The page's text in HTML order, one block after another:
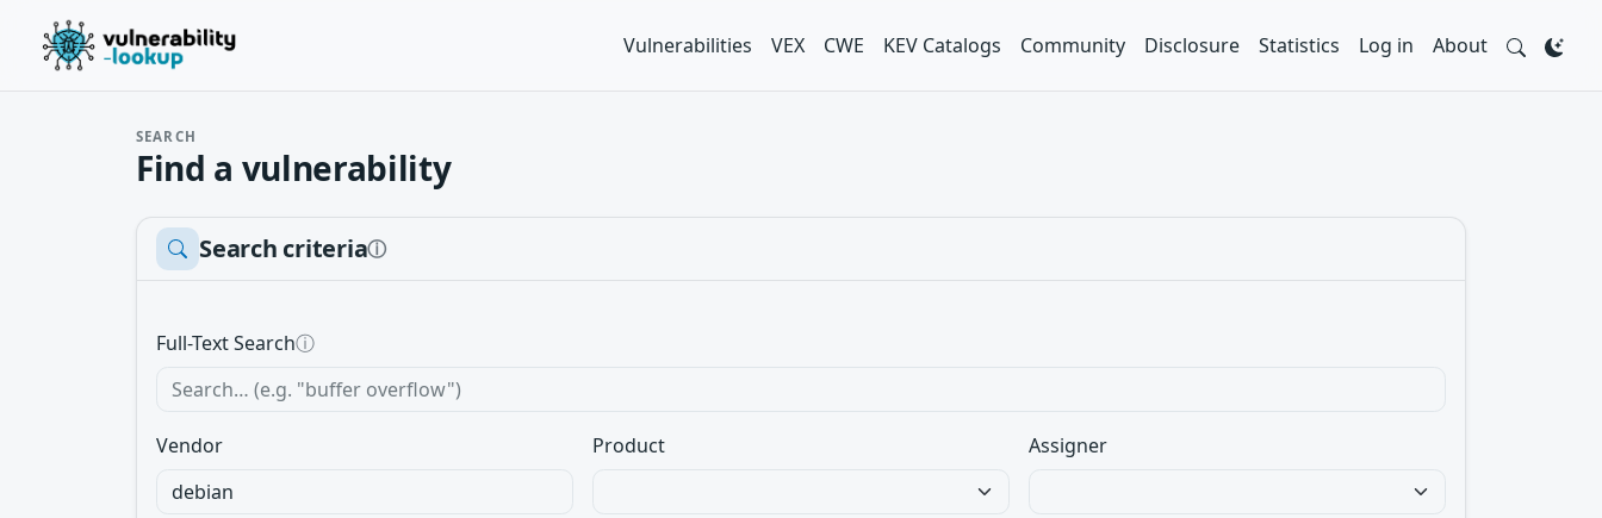
Vulnerabilities VEX CWE KEV Catalogs Community Disclosure Statistics Log in About
SEARCH
Find a vulnerability
Search criteriaⓘ
Full-Text Searchⓘ
Vendor Product Assigner